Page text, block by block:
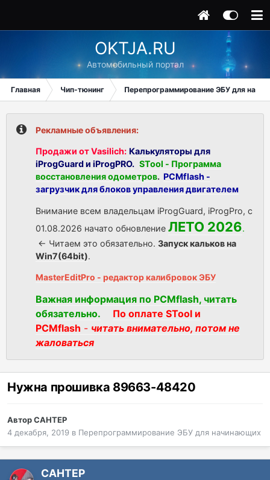
OKTJA.RU
Автомобильный портал
Главная Чип-тюнинг Перепрограммирование ЭБУ для
Рекламные объявления:
Продажи от Vasilich: Калькуляторы для
iProgGuard и iProgPRO. STool - Программа
восстановления одометров. PCMflash -
загрузчик для блоков управления двигателем
Внимание всем владельцам iProgGuard, iProgPro, с
01.08.2026 начато обновление ЛЕТО 2026.
<- Читаем это обязательно. Запуск кальков на
Win7(64bit).
MasterEditPro - редактор калибровок ЭБУ
Важная информация по PCMflash, читать
обязательно.
По оплате STool и
PCMflash - читать внимательно, потом не
жаловаться
Нужна прошивка 89663-48420
АвторCAHTEP
4 декабря, 2019 в Перепрограммирование ЭБУ для начинающих
CAHTEP